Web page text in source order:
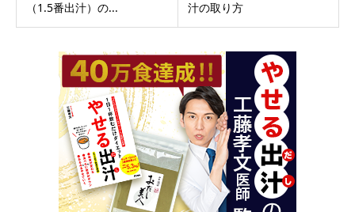
（1.5番出汁）の...
汁の取り方